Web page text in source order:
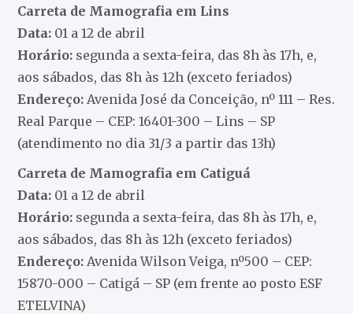
Carreta de Mamografia em Lins
Data:01 a 12 de abril
Horário:segunda a sexta-feira, das 8h às 17h, e,
aos sábados, das 8h às 12h (exceto feriados)
Endereço: Avenida José da Conceição, nº 111 – Res.
Real Parque – CEP: 16401-300 – Lins – SP
(atendimento no dia 31/3 a partir das 13h)
Carreta de Mamografia em Catiguá
Data:01 a 12 de abril
Horário: segunda a sexta-feira, das 8h às 17h, e,
aos sábados, das 8h às 12h (exceto feriados)
Endereço:Avenida Wilson Veiga, nº500 – CEP:
15870-000 – Catigá – SP (em frente ao posto ESF
ETELVINA)